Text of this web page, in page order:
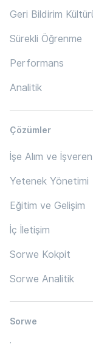
Geri Bildirim
Sürekli Öğrenme
Performans
Analitik
Çözümler
İşe Alım ve
Yetenek Yönetimi
Eğitim ve Gelişim
İç İletişim
Sorwe Kokpit
Sorwe Analitik
Sorwe